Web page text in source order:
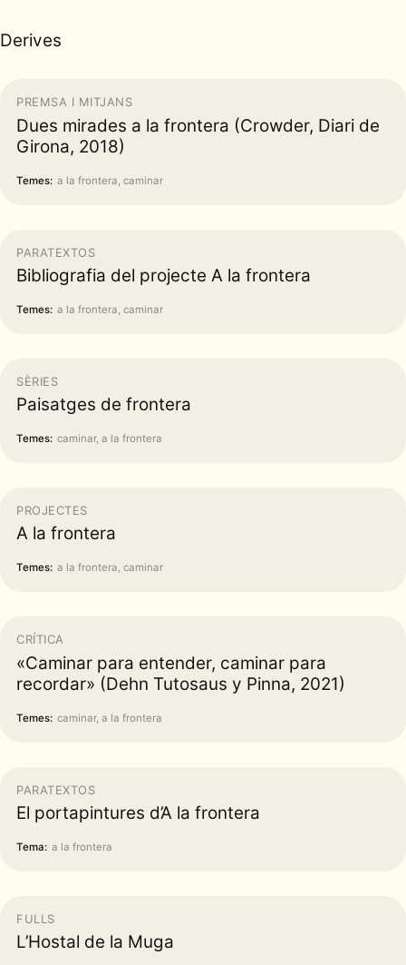
Derives
PREMSA I MITJANS
Dues mirades a la frontera (Crowder, Diari de
Girona, 2018)
Temes: a la frontera, caminar
PARATEXTOS
Bibliografia del projecte A la frontera
Temes: a la frontera, caminar
SÈRIES
Paisatges de frontera
Temes: caminar, a la frontera
PROJECTES
A la frontera
Temes: a la frontera, caminar
CRÍTICA
«Caminar para entender, caminar para
recordar» (Dehn Tutosaus y Pinna, 2021)
Temes: caminar, a la frontera
PARATEXTOS
El portapintures d’A la frontera
Tema: a la frontera
FULLS
L’Hostal de la Muga